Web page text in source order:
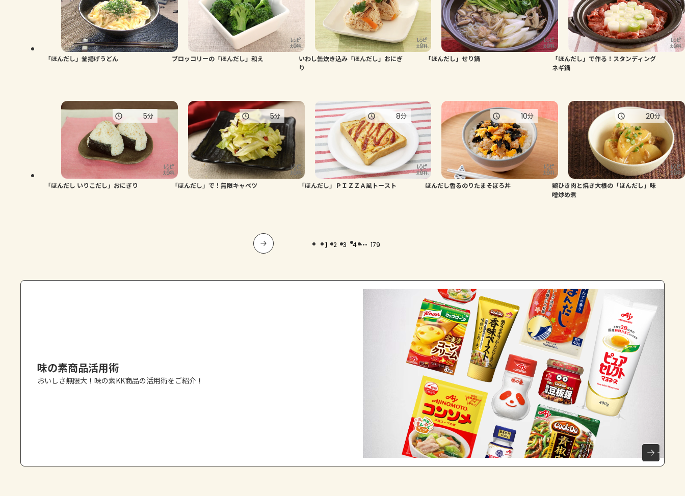
「ほんだし」釜揚げうどん ブロッコリーの「ほんだし」和え
いわし缶炊き込み「ほんだし」おにぎ
り
「ほんだし」せり鍋
「ほんだし」で作る！スタンディング
ネギ鍋
「ほんだし いりこだし」おにぎり
5分
「ほんだし」で！無限キャベツ
5分
「ほんだし」ＰＩＺＺＡ風トースト
8分
ほんだし香るのりたまそぼろ丼
10分
鶏ひき肉と焼き大根の「ほんだし」味
噌炒め煮
20分
1 2 3 4 ... 179
味の素商品活用術
おいしさ無限大！味の素KK商品の活用術をご紹介！